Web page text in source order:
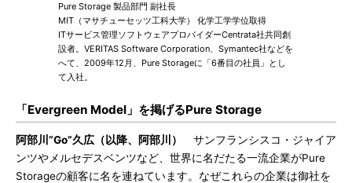
Pure Storage 製品部門 副社長
MIT（マサチューセッツ工科大学） 化学工学学位取得
ITサービス管理ソフトウェアプロバイダーCentrata社共同創
設者。VERITAS Software Corporation、Symantec社などを
へて、2009年12月、Pure Storageに「6番目の社員」とし
て入社。
「Evergreen Model」を掲げるPure Storage
阿部川“Go”久広（以降、阿部川）
サンフランシスコ・ジャイア
ンツやメルセデスベンツなど、世界に名だたる一流企業がPure
Storageの顧客に名を連ねています。なぜこれらの企業は御社を